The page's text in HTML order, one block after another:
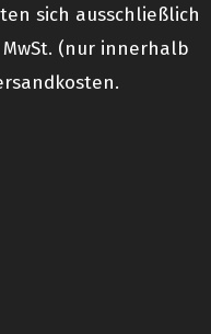
sich ausschließlich
(nur innerhalb